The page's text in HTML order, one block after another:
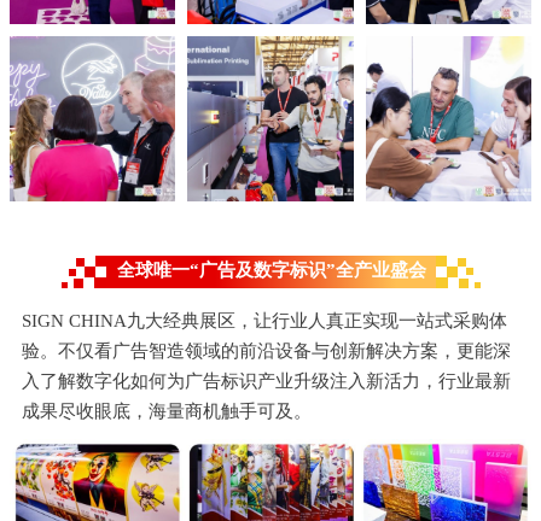
全球唯一“广告及数字标识”全产业盛会
SIGN CHINA九大经典展区，让行业人真正实现一站式采购体
验。不仅看广告智造领域的前沿设备与创新解决方案，更能深
入了解数字化如何为广告标识产业升级注入新活力，行业最新
成果尽收眼底，海量商机触手可及。